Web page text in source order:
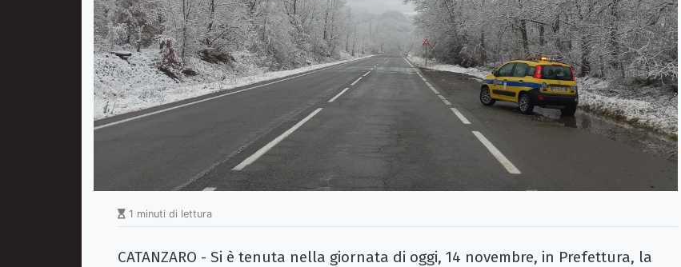
1 minuti di lettura
CATANZARO - Si è tenuta nella giornata di oggi, 14 novembre, in Prefettura, la